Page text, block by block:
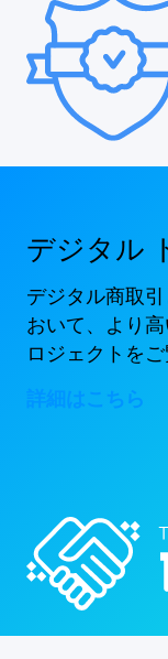
デジタル
デジタル商取
おいて、より
ロジェクトをご
詳細はこちら